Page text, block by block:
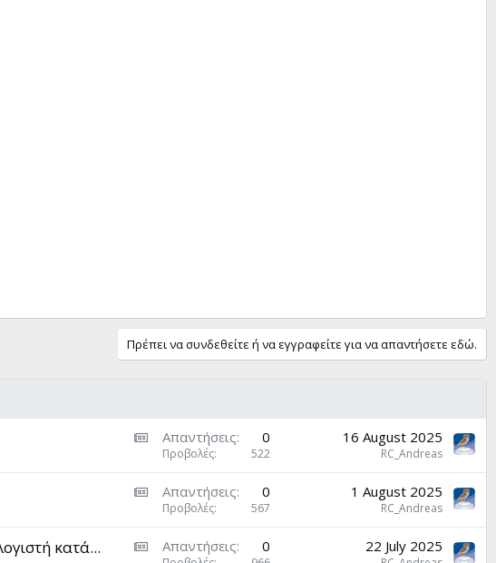
Πρέπει να συνδεθείτε ή να εγγραφείτε για να απαντήσετε εδώ.
A
:
t
Απαντήσεις 0
Προβολές 522
16 August 2025
RC_Andreas
A
:
Απαντήσεις 0
Προβολές 567
1 August 2025
RC_Andreas
A
κατά... Απαντήσεις 0 22 July 2025